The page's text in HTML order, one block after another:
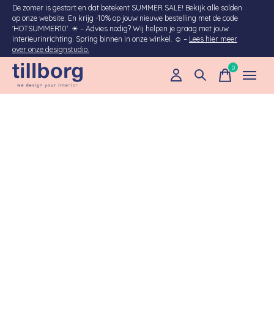
De zomer is gestart en dat betekent SUMMER SALE! Bekijk alle solden
op onze website. En krijg -10% op jouw nieuwe bestelling met de code
'HOTSUMMER10'. ☀︎ – Advies nodig? Wij helpen je graag met jouw
interieurinrichting. Spring binnen in onze winkel. ☺ – Lees hier meer
over onze designstudio.
0items